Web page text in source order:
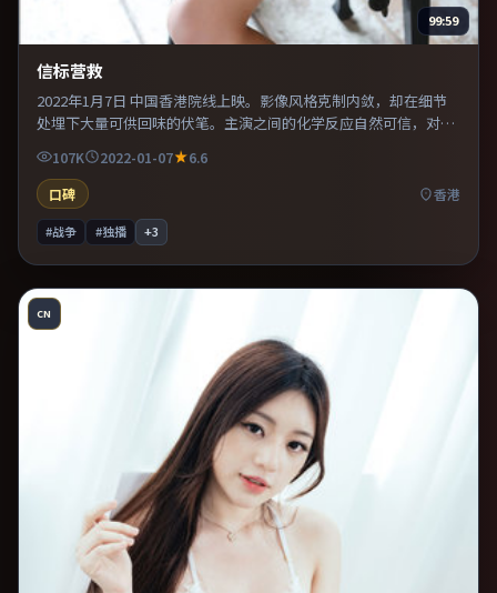
99:59
信标营救
2022年1月7日 中国香港院线上映。影像风格克制内敛，却在细节
处埋下大量可供回味的伏笔。主演之间的化学反应自然可信，对手
戏张力贯穿全片。适合喜欢现实主义题材的观众，情绪后劲较足。
107K 2022-01-07
6.6
口碑
香港
#战争 #独播 +3
CN